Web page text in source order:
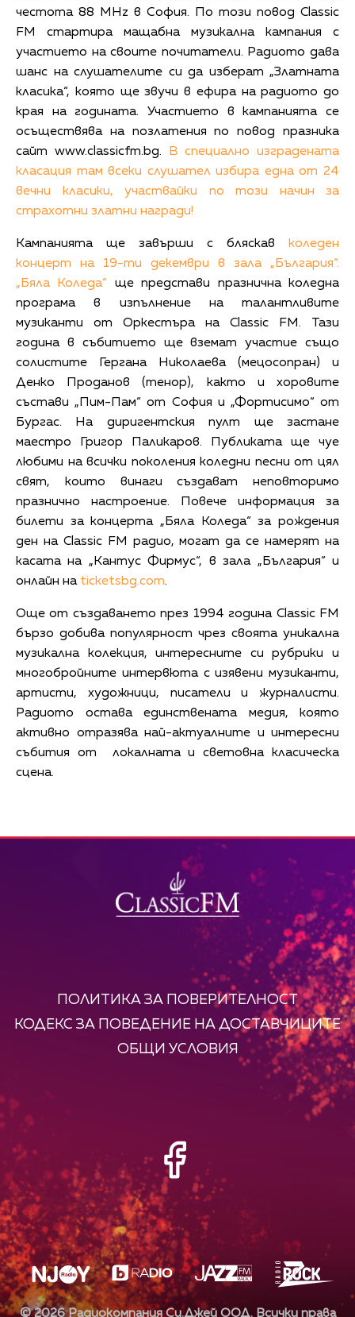
честота 88 MHz в София. По този повод Classic
FM стартира мащабна музикална кампания с
участието на своите почитатели. Радиото дава
шанс на слушателите си да изберат „Златната
класика“, която ще звучи в ефира на радиото до
края на годината. Участието в кампанията се
осъществява на позлатения по повод празника
сайт www.classicfm.bg.
В специално изградената
класация там всеки слушател избира една от 24
вечни класики, участвайки по този начин за
страхотни златни награди!
Кампанията ще завърши с бляскав коледен
концерт на 19-ти декември в зала „България“.
„Бяла Коледа“
ще представи празнична коледна
програма в изпълнение на талантливите
музиканти от Оркестъра на Classic FM. Тази
година в събитието ще вземат участие също
солистите Гергана Николаева (мецосопран) и
Денко Проданов (тенор), както и хоровите
състави „Пим-Пам“ от София и „Фортисимо“ от
Бургас. На диригентския пулт ще застане
маестро Григор Паликаров. Публиката ще чуе
любими на всички поколения коледни песни от цял
свят, които винаги създават неповторимо
празнично настроение. Повече информация за
билети за концерта „Бяла Коледа“ за рождения
ден на Classic FM радио, могат да се намерят на
касата на „Кантус Фирмус“, в зала „България“ и
онлайн на ticketsbg.com.
Още от създаването през 1994 година Classic FM
бързо добива популярност чрез своята уникална
музикална колекция, интересните си рубрики и
многобройните интервюта с изявени музиканти,
артисти, художници, писатели и журналисти.
Радиото остава единствената медия, която
активно отразява най-актуалните и интересни
събития от локалната и световна класическа
сцена.
ПОЛИТИКА ЗА ПОВЕРИТЕЛНОСТ
КОДЕКС ЗА ПОВЕДЕНИЕ НА ДОСТАВЧИЦИТЕ
ОБЩИ УСЛОВИЯ
©2026Радиокомпания Си.Джей ООД. Всички права